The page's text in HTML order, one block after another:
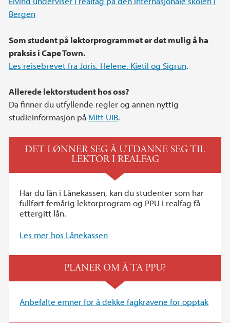
Bergen
Som student på lektorprogrammet er det mulig å ha
praksis i Cape Town.
Les reisebrevet fra Joris, Helene, Kjetil og Sigrun.
Allerede lektorstudent hos oss?
Da finner du utfyllende regler og annen nyttig
studieinformasjon på Mitt UiB.
DET LØNNER SEG Å UTDANNE SEG TIL
LEKTOR I REALFAG
Har du lån i Lånekassen, kan du studenter som har
fullført femårig lektorprogram og PPU i realfag få
ettergitt lån.
Les mer hos Lånekassen
PLANER OM Å TA PPU?
Anbefalte emner for å dekke fagkravene for opptak